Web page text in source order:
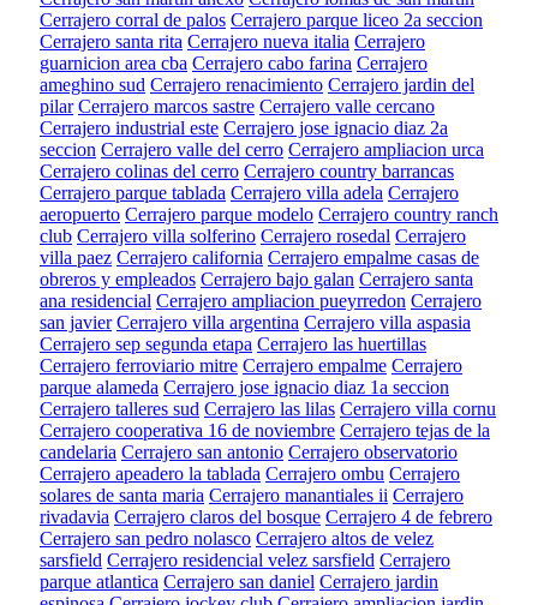
Cerrajero corral de palos Cerrajero parque liceo 2a seccion
Cerrajero santa rita Cerrajero nueva italia Cerrajero
guarnicion area cba Cerrajero cabo farina Cerrajero
ameghino sud Cerrajero renacimiento Cerrajero jardin del
pilar Cerrajero marcos sastre Cerrajero valle cercano
Cerrajero industrial este Cerrajero jose ignacio diaz 2a
seccion Cerrajero valle del cerro Cerrajero ampliacion urca
Cerrajero colinas del cerro Cerrajero country barrancas
Cerrajero parque tablada Cerrajero villa adela Cerrajero
aeropuerto Cerrajero parque modelo Cerrajero country ranch
club Cerrajero villa solferino Cerrajero rosedal Cerrajero
villa paez Cerrajero california Cerrajero empalme casas de
obreros y empleados Cerrajero bajo galan Cerrajero santa
ana residencial Cerrajero ampliacion pueyrredon Cerrajero
san javier Cerrajero villa argentina Cerrajero villa aspasia
Cerrajero sep segunda etapa Cerrajero las huertillas
Cerrajero ferroviario mitre Cerrajero empalme Cerrajero
parque alameda Cerrajero jose ignacio diaz 1a seccion
Cerrajero talleres sud Cerrajero las lilas Cerrajero villa cornu
Cerrajero cooperativa 16 de noviembre Cerrajero tejas de la
candelaria Cerrajero san antonio Cerrajero observatorio
Cerrajero apeadero la tablada Cerrajero ombu Cerrajero
solares de santa maria Cerrajero manantiales ii Cerrajero
rivadavia Cerrajero claros del bosque Cerrajero 4 de febrero
Cerrajero san pedro nolasco Cerrajero altos de velez
sarsfield Cerrajero residencial velez sarsfield Cerrajero
parque atlantica Cerrajero san daniel Cerrajero jardin